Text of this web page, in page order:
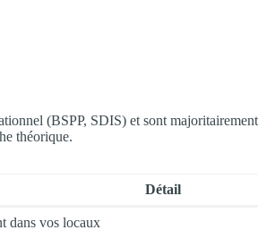
(BSPP, SDIS) et sont
théorique.
Détail
dans vos locaux